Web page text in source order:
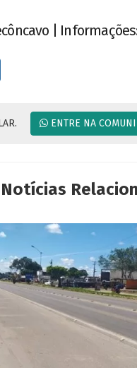
|
ENTRE NA
Notícias